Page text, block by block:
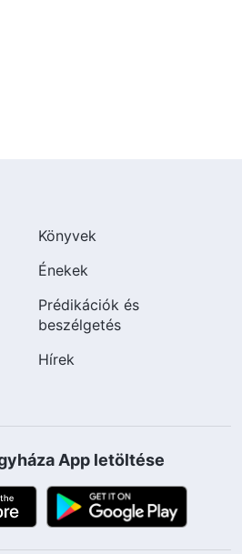
Könyvek
Énekek
Prédikációk és
beszélgetés
Hírek
App letöltése